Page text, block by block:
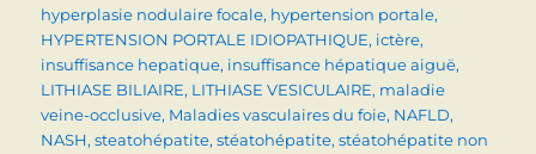
hyperplasie nodulaire focale, hypertension portale,
HYPERTENSION PORTALE IDIOPATHIQUE, ictère,
insuffisance hepatique, insuffisance hépatique aiguë,
LITHIASE BILIAIRE, LITHIASE VESICULAIRE, maladie
veine-occlusive, Maladies vasculaires du foie, NAFLD,
NASH,steatohépatite,stéatohépatite,stéatohépatite non